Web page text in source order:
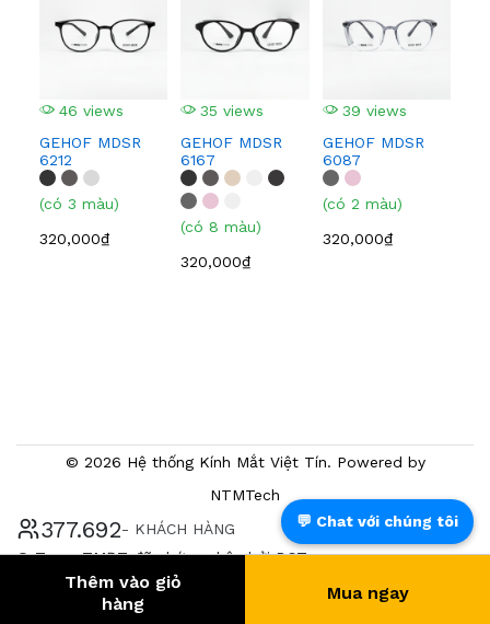
46 views
GEHOF MDSR
6212
(có 3 màu)
320,000₫
35 views
GEHOF MDSR
6167
(có 8 màu)
320,000₫
39 views
GEHOF MDSR
6087
(có 2 màu)
320,000₫
💬 Chat với chúng tôi
© 2026 Hệ thống Kính Mắt Việt Tín. Powered by
NTMTech
397.432- KHÁCH HÀNG
® Trang TMĐT đã chứng nhận bởi BCT
Thêm vào giỏ
hàng
Mua ngay